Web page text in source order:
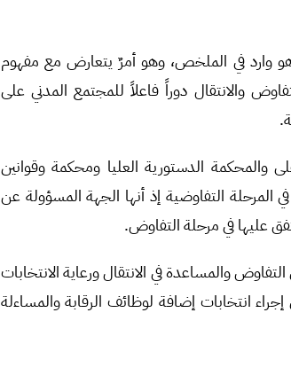
وارد في الملخص، وهو أمرٌ يتعارض مع مفهوم
والانتقال دوراً فاعلاً للمجتمع المدني على
والمحكمة الدستورية العليا ومحكمة وقوانين
التفاوضية إذ أنها الجهة المسؤولة عن
عليها في مرحلة التفاوض.
والمساعدة في الانتقال ورعاية الانتخابات
انتخابات إضافة لوظائف الرقابة والمساءلة